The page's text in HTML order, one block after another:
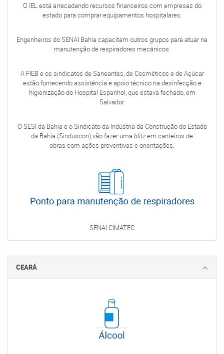
O IEL está arrecadando recursos financeiros com empresas do
estado para comprar equipamentos hospitalares.
Engenheiros do SENAI Bahia capacitam outros grupos para atuar na
manutenção de respiradores mecânicos.
A FIEB e os sindicatos de Saneantes, de Cosméticos e de Açúcar
estão fornecendo assistência e apoio técnico na desinfecção e
higienização do Hospital Espanhol, que estava fechado, em
Salvador.
O SESI da Bahia e o Sindicato da Indústria da Construção do Estado
da Bahia (Sinduscon) vão fazer uma blitzem canteiros de
obras com ações preventivas e orientações.
SENAI CIMATEC
CEARÁ